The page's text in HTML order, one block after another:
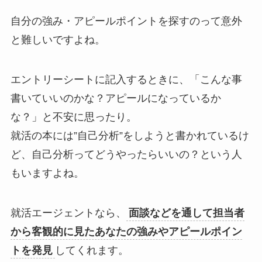
自分の強み・アピールポイントを探すのって意外
と難しいですよね。
エントリーシートに記入するときに、「こんな事
書いていいのかな？アピールになっているか
な？」と不安に思ったり。
就活の本には”自己分析”をしようと書かれているけ
ど、自己分析ってどうやったらいいの？という人
もいますよね。
就活エージェントなら、
面談などを通して担当者
から客観的に見たあなたの強みやアピールポイン
トを発見 してくれます。